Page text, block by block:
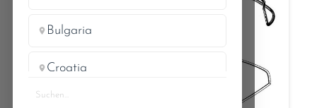
Bulgaria
Croatia